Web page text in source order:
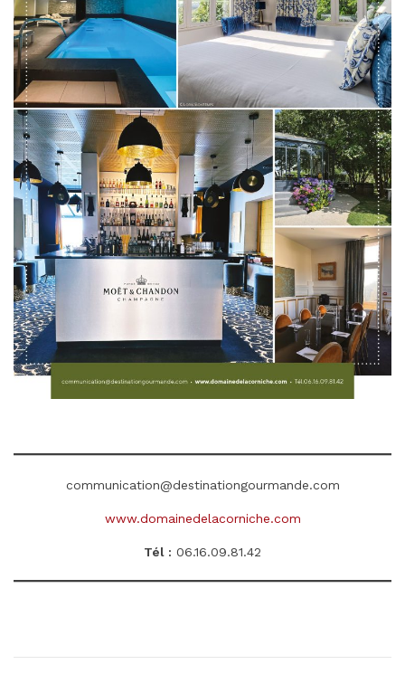
communication@destinationgourmande.com
www.domainedelacorniche.com
Tél : 06.16.09.81.42